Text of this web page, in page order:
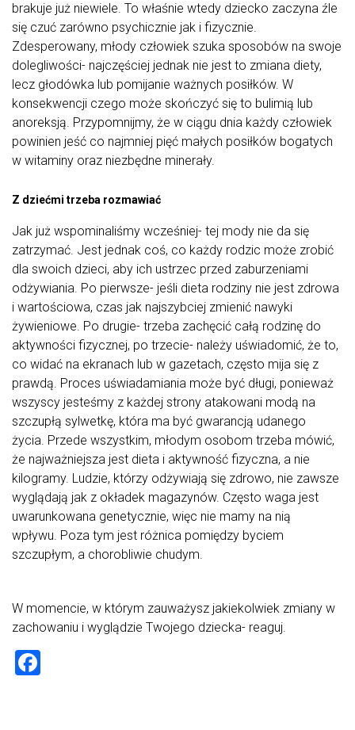
brakuje już niewiele. To właśnie wtedy dziecko zaczyna źle
się czuć zarówno psychicznie jak i fizycznie.
Zdesperowany, młody człowiek szuka sposobów na swoje
dolegliwości- najczęściej jednak nie jest to zmiana diety,
lecz głodówka lub pomijanie ważnych posiłków. W
konsekwencji czego może skończyć się to bulimią lub
anoreksją. Przypomnijmy, że w ciągu dnia każdy człowiek
powinien jeść co najmniej pięć małych posiłków bogatych
w witaminy oraz niezbędne minerały.
Z dziećmi trzeba rozmawiać
Jak już wspominaliśmy wcześniej- tej mody nie da się
zatrzymać. Jest jednak coś, co każdy rodzic może zrobić
dla swoich dzieci, aby ich ustrzec przed zaburzeniami
odżywiania. Po pierwsze- jeśli dieta rodziny nie jest zdrowa
i wartościowa, czas jak najszybciej zmienić nawyki
żywieniowe. Po drugie- trzeba zachęcić całą rodzinę do
aktywności fizycznej, po trzecie- należy uświadomić, że to,
co widać na ekranach lub w gazetach, często mija się z
prawdą. Proces uświadamiania może być długi, ponieważ
wszyscy jesteśmy z każdej strony atakowani modą na
szczupłą sylwetkę, która ma być gwarancją udanego
życia. Przede wszystkim, młodym osobom trzeba mówić,
że najważniejsza jest dieta i aktywność fizyczna, a nie
kilogramy. Ludzie, którzy odżywiają się zdrowo, nie zawsze
wyglądają jak z okładek magazynów. Często waga jest
uwarunkowana genetycznie, więc nie mamy na nią
wpływu. Poza tym jest różnica pomiędzy byciem
szczupłym, a chorobliwie chudym.
W momencie, w którym zauważysz jakiekolwiek zmiany w
zachowaniu i wyglądzie Twojego dziecka- reaguj.